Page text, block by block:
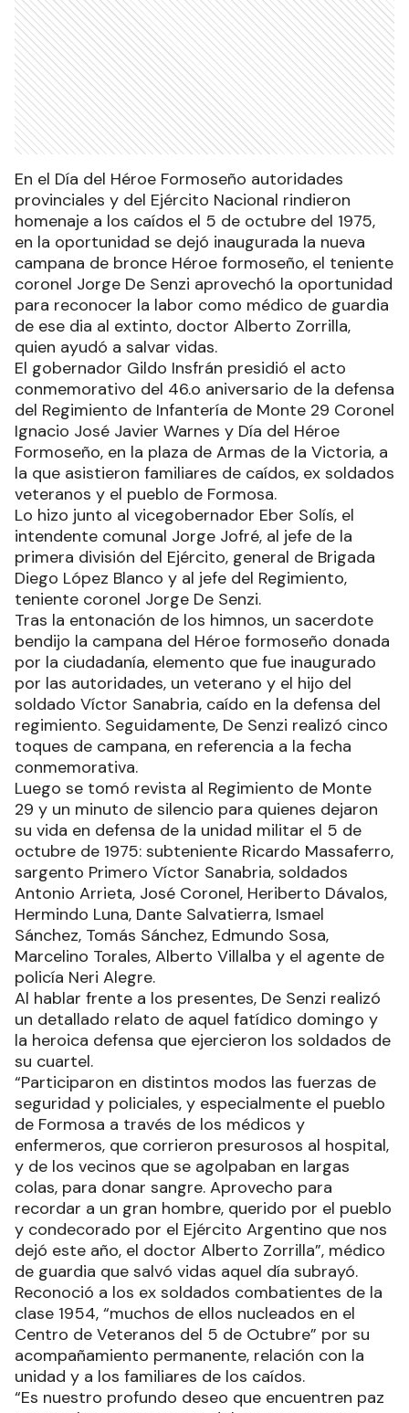
En el Día del Héroe Formoseño autoridades
provinciales y del Ejército Nacional rindieron
homenaje a los caídos el 5 de octubre del 1975,
en la oportunidad se dejó inaugurada la nueva
campana de bronce Héroe formoseño, el teniente
coronel Jorge De Senzi aprovechó la oportunidad
para reconocer la labor como médico de guardia
de ese dia al extinto, doctor Alberto Zorrilla,
quien ayudó a salvar vidas.
El gobernador Gildo Insfrán presidió el acto
conmemorativo del 46.o aniversario de la defensa
del Regimiento de Infantería de Monte 29 Coronel
Ignacio José Javier Warnes y Día del Héroe
Formoseño, en la plaza de Armas de la Victoria, a
la que asistieron familiares de caídos, ex soldados
veteranos y el pueblo de Formosa.
Lo hizo junto al vicegobernador Eber Solís, el
intendente comunal Jorge Jofré, al jefe de la
primera división del Ejército, general de Brigada
Diego López Blanco y al jefe del Regimiento,
teniente coronel Jorge De Senzi.
Tras la entonación de los himnos, un sacerdote
bendijo la campana del Héroe formoseño donada
por la ciudadanía, elemento que fue inaugurado
por las autoridades, un veterano y el hijo del
soldado Víctor Sanabria, caído en la defensa del
regimiento. Seguidamente, De Senzi realizó cinco
toques de campana, en referencia a la fecha
conmemorativa.
Luego se tomó revista al Regimiento de Monte
29 y un minuto de silencio para quienes dejaron
su vida en defensa de la unidad militar el 5 de
octubre de 1975: subteniente Ricardo Massaferro,
sargento Primero Víctor Sanabria, soldados
Antonio Arrieta, José Coronel, Heriberto Dávalos,
Hermindo Luna, Dante Salvatierra, Ismael
Sánchez, Tomás Sánchez, Edmundo Sosa,
Marcelino Torales, Alberto Villalba y el agente de
policía Neri Alegre.
Al hablar frente a los presentes, De Senzi realizó
un detallado relato de aquel fatídico domingo y
la heroica defensa que ejercieron los soldados de
su cuartel.
“Participaron en distintos modos las fuerzas de
seguridad y policiales, y especialmente el pueblo
de Formosa a través de los médicos y
enfermeros, que corrieron presurosos al hospital,
y de los vecinos que se agolpaban en largas
colas, para donar sangre. Aprovecho para
recordar a un gran hombre, querido por el pueblo
y condecorado por el Ejército Argentino que nos
dejó este año, el doctor Alberto Zorrilla”, médico
de guardia que salvó vidas aquel día subrayó.
Reconoció a los ex soldados combatientes de la
clase 1954, “muchos de ellos nucleados en el
Centro de Veteranos del 5 de Octubre” por su
acompañamiento permanente, relación con la
unidad y a los familiares de los caídos.
“Es nuestro profundo deseo que encuentren paz